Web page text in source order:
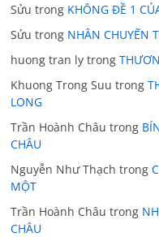
Sửu trong KHÔNG ĐỀ 1
Sửu trong NHÂN CHUYẾN
huong tran ly trong
Khuong Trong Suu trong
LONG
Trần Hoành Châu trong
CHÂU
Nguyễn Như Thạch trong
MỘT
Trần Hoành Châu trong
CHÂU